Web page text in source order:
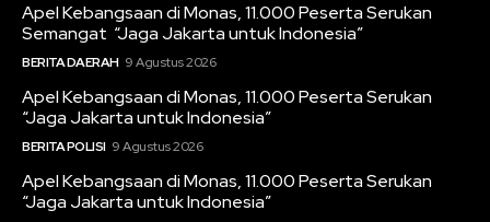
Apel Kebangsaan di Monas, 11.000 Peserta Serukan
Semangat “Jaga Jakarta untuk Indonesia”
BERITA DAERAH 9 Agustus 2026
Apel Kebangsaan di Monas, 11.000 Peserta Serukan
“Jaga Jakarta untuk Indonesia”
BERITA POLISI 9 Agustus 2026
Apel Kebangsaan di Monas, 11.000 Peserta Serukan
“Jaga Jakarta untuk Indonesia”